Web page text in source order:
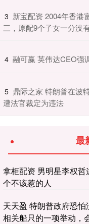
3 新宝配资 2004年香港
三，原配9个子女一分没
4 融可赢 英伟达CEO强
5 鼎际之家 特朗普在波
遭法官裁定为违法
最
拿柜配资 男明星李权
个不该惹的人
天天盈 特朗普政府恐
相关船只的一项举动，